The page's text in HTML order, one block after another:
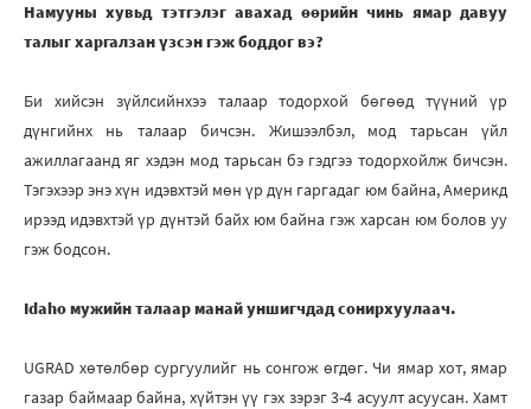
Намууны хувьд тэтгэлэг авахад өөрийн чинь ямар давуу
талыг харгалзан үзсэн гэж боддог вэ?
Би хийсэн зүйлсийнхээ талаар тодорхой бөгөөд түүний үр
дүнгийнх нь талаар бичсэн. Жишээлбэл, мод тарьсан үйл
ажиллагаанд яг хэдэн мод тарьсан бэ гэдгээ тодорхойлж бичсэн.
Тэгэхээр энэ хүн идэвхтэй мөн үр дүн гаргадаг юм байна, Америкд
ирээд идэвхтэй үр дүнтэй байх юм байна гэж харсан юм болов уу
гэж бодсон.
Idaho мужийн талаар манай уншигчдад сонирхуулаач.
UGRAD хөтөлбөр сургуулийг нь сонгож өгдөг. Чи ямар хот, ямар
газар баймаар байна, хүйтэн үү гэх зэрэг 3-4 асуулт асуусан. Хамт